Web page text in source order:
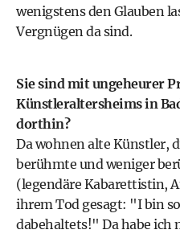
wenigstens den Glauben
Vergnügen da sind.
Sie sind mit ungeheurer
Künstleraltersheims in
dorthin?
Da wohnen alte Künstler,
berühmte und weniger
(legendäre Kabarettistin,
ihrem Tod gesagt: "I bin
dabehaltets!" Da habe ich